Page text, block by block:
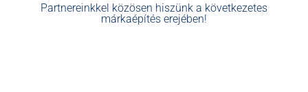
Partnereinkkel közösen hiszünk a következetes
márkaépítés erejében!